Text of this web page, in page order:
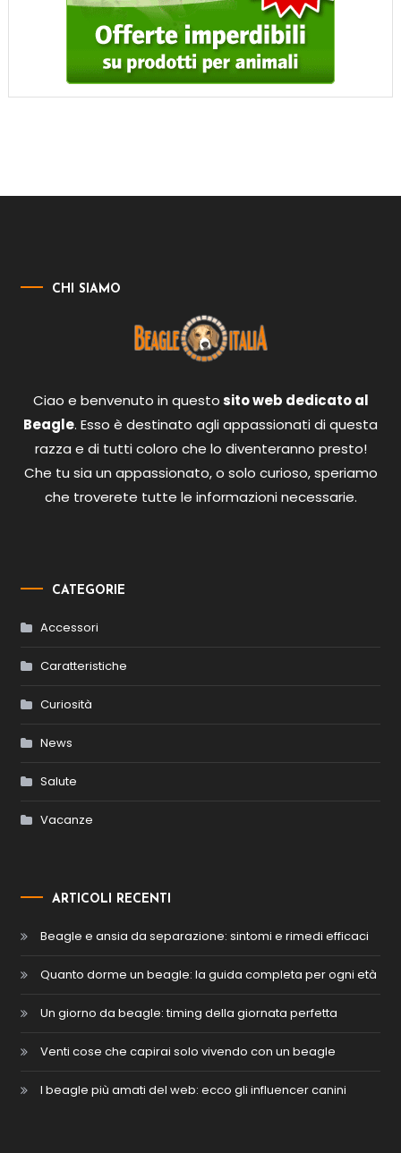
CHI SIAMO
Ciao e benvenuto in questosito web dedicato al
Beagle. Esso è destinato agli appassionati di questa
razza e di tutti coloro che lo diventeranno presto!
Che tu sia un appassionato, o solo curioso, speriamo
che troverete tutte le informazioni necessarie.
CATEGORIE
Accessori
Caratteristiche
Curiosità
News
Salute
Vacanze
ARTICOLI RECENTI
Beagle e ansia da separazione: sintomi e rimedi efficaci
Quanto dorme un beagle: la guida completa per ogni età
Un giorno da beagle: timing della giornata perfetta
Venti cose che capirai solo vivendo con un beagle
I beagle più amati del web: ecco gli influencer canini